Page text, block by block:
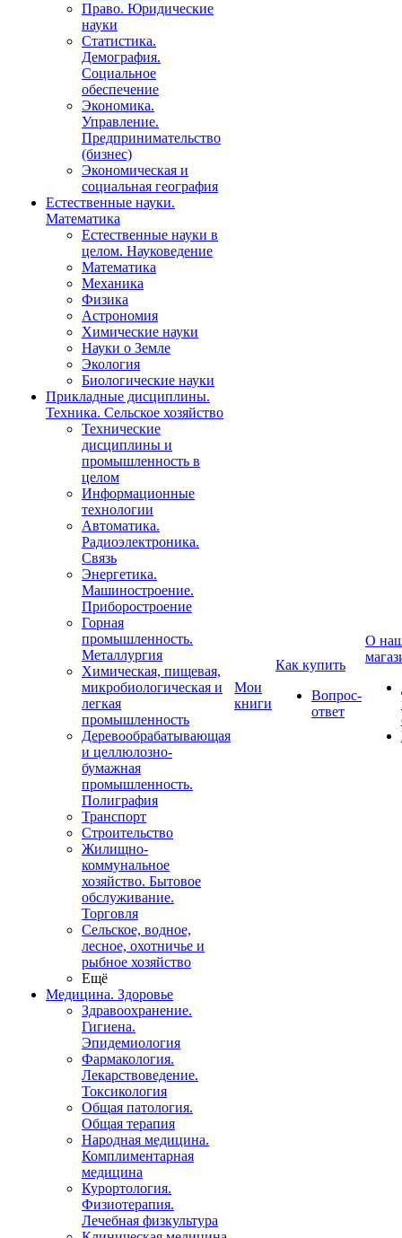
Право. Юридические
науки
Статистика.
Демография.
Социальное
обеспечение
Экономика.
Управление.
Предпринимательство
(бизнес)
Экономическая и
социальная география
Естественные науки.
Математика
Естественные науки в
целом. Науковедение
Математика
Механика
Физика
Астрономия
Химические науки
Науки о Земле
Экология
Биологические науки
Прикладные дисциплины.
Техника. Сельское хозяйство
Технические
дисциплины и
промышленность в
целом
Информационные
технологии
Автоматика.
Радиоэлектроника.
Связь
Энергетика.
Машиностроение.
Приборостроение
Горная
промышленность.
Металлургия
Химическая, пищевая,
микробиологическая и
легкая
промышленность
Деревообрабатывающая
и целлюлозно-
бумажная
промышленность.
Полиграфия
Транспорт
Строительство
Жилищно-
коммунальное
хозяйство. Бытовое
обслуживание.
Торговля
Сельское, водное,
лесное, охотничье и
рыбное хозяйство
Ещё
Медицина. Здоровье
Здравоохранение.
Гигиена.
Эпидемиология
Фармакология.
Лекарствоведение.
Токсикология
Общая патология.
Общая терапия
Народная медицина.
Комплиментарная
медицина
Курортология.
Физиотерапия.
Лечебная физкультура
Мои
книги
Как купить
Вопрос-
ответ
О